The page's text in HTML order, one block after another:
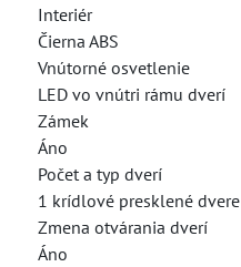
Interiér
Čierna ABS
Vnútorné osvetlenie
LED vo vnútri rámu dverí
Zámek
Áno
Počet a typ dverí
1 krídlové presklené dvere
Zmena otvárania dverí
Áno